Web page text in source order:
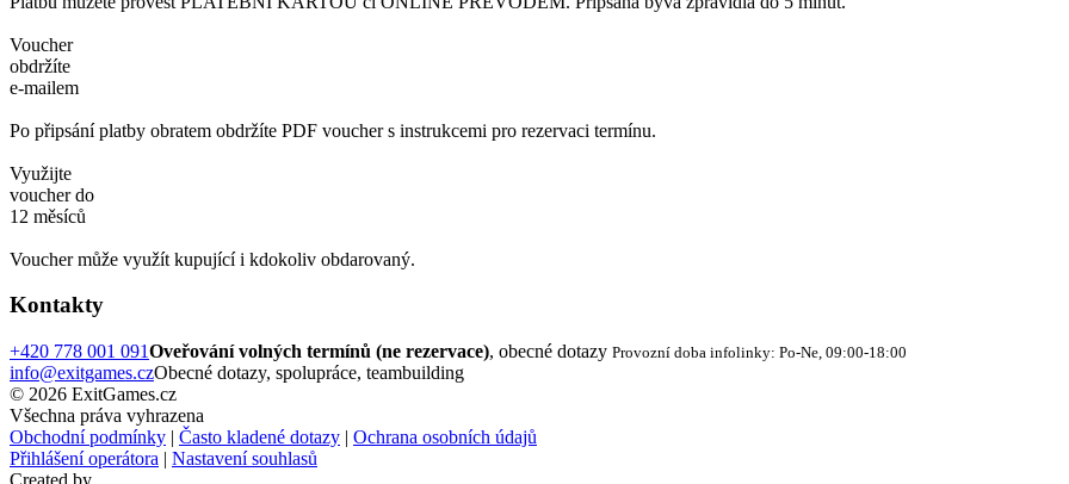
Voucher
obdržíte
e-mailem
Po připsání platby obratem obdržíte PDF voucher s instrukcemi pro rezervaci termínu.
Využijte
voucher do
12 měsíců
Voucher může využít kupující i kdokoliv obdarovaný.
Kontakty
+420 778 001 091Oveřování volných termínů (ne rezervace), obecné dotazy Provozní doba infolinky: Po-Ne, 09:00-18:00
info@exitgames.czObecné dotazy, spolupráce, teambuilding
© 2026 ExitGames.cz
Všechna práva vyhrazena
Obchodní podmínky | Často kladené dotazy | Ochrana osobních údajů
Přihlášení operátora | Nastavení souhlasů